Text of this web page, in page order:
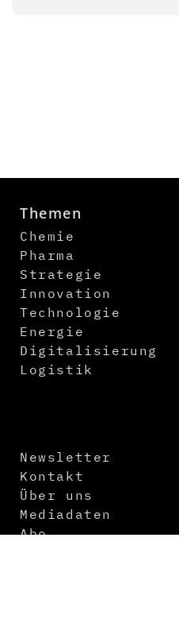
Themen
Chemie
Pharma
Strategie
Innovation
Technologie
Energie
Digitalisierung
Logistik
Newsletter
Kontakt
Über uns
Mediadaten
Abo